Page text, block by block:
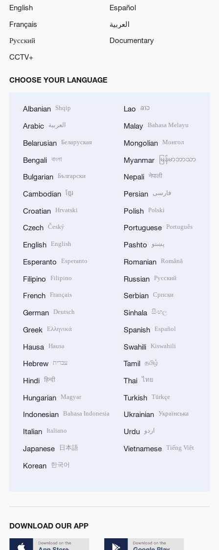
English
Español
Français
العربية
Русский
Documentary
CCTV+
CHOOSE YOUR LANGUAGE
Albanian Shqip
Arabic العربية
Belarusian Беларуская
Bengali বাংলা
Bulgarian Български
Cambodian ខ្មែរ
Croatian Hrvatski
Czech Český
English English
Esperanto Esperanto
Filipino Filipino
French Français
German Deutsch
Greek Ελληνικά
Hausa Hausa
Hebrew עברית
Hindi हिन्दी
Hungarian Magyar
Indonesian Bahasa Indonesia
Italian Italiano
Japanese 日本語
Korean 한국어
Lao ລາວ
Malay Bahasa Melayu
Mongolian Монгол
Myanmar မြန်မာဘာသာ
Nepali नेपाली
Persian فارسی
Polish Polski
Portuguese Português
Pashto پښتو
Romanian Română
Russian Русский
Serbian Српски
Sinhala සිංහල
Spanish Español
Swahili Kiswahili
Tamil தமிழ்
Thai ไทย
Turkish Türkçe
Ukrainian Українська
Urdu اردو
Vietnamese Tiếng Việt
DOWNLOAD OUR APP